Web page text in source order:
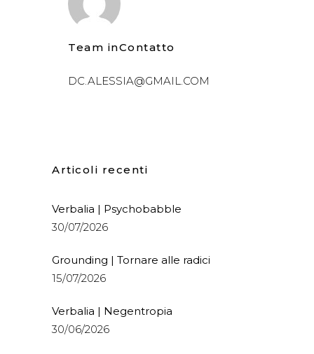
Team inContatto
DC.ALESSIA@GMAIL.COM
Articoli recenti
Verbalia | Psychobabble
30/07/2026
Grounding | Tornare alle radici
15/07/2026
Verbalia | Negentropia
30/06/2026